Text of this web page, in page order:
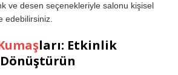
ve desen seçenekleriyle salonu kişisel
edebilirsiniz.
ları: Etkinlik